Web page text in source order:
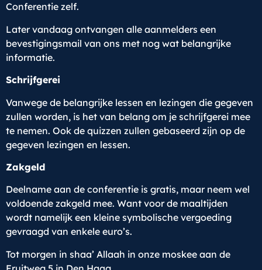
Conferentie zelf.
Later vandaag ontvangen alle aanmelders een
bevestigingsmail van ons met nog wat belangrijke
informatie.
Schrijfgerei
Vanwege de belangrijke lessen en lezingen die gegeven
zullen worden, is het van belang om je schrijfgerei mee
te nemen. Ook de quizzen zullen gebaseerd zijn op de
gegeven lezingen en lessen.
Zakgeld
Deelname aan de conferentie is gratis, maar neem wel
voldoende zakgeld mee. Want voor de maaltijden
wordt namelijk een kleine symbolische vergoeding
gevraagd van enkele euro’s.
Tot morgen in shaa’ Allaah in onze moskee aan de